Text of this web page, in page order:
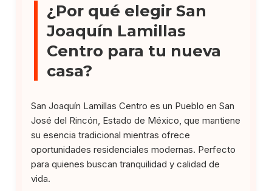
¿Por qué elegir San
Joaquín Lamillas
Centro para tu nueva
casa?
San Joaquín Lamillas Centro es un Pueblo en San
José del Rincón, Estado de México, que mantiene
su esencia tradicional mientras ofrece
oportunidades residenciales modernas. Perfecto
para quienes buscan tranquilidad y calidad de
vida.